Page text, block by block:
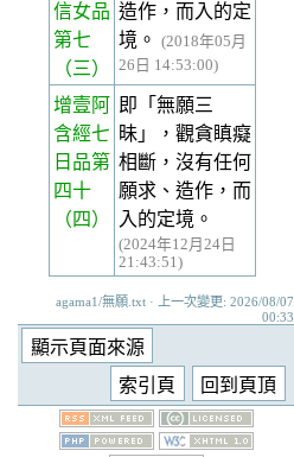
信女品
第七
（三）
造作，而入的定
境。
(2018年05月
26日 14:53:00)
增壹阿
含經七
日品第
四十
（四）
即「無願三
昧」，觀貪瞋癡
相斷，沒有任何
願求、造作，而
入的定境。
(2024年12月24日
21:43:51)
agama1/無願.txt · 上一次變更: 2026/08/07
00:33